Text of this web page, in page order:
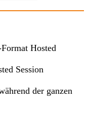
Hosted
Session
der ganzen